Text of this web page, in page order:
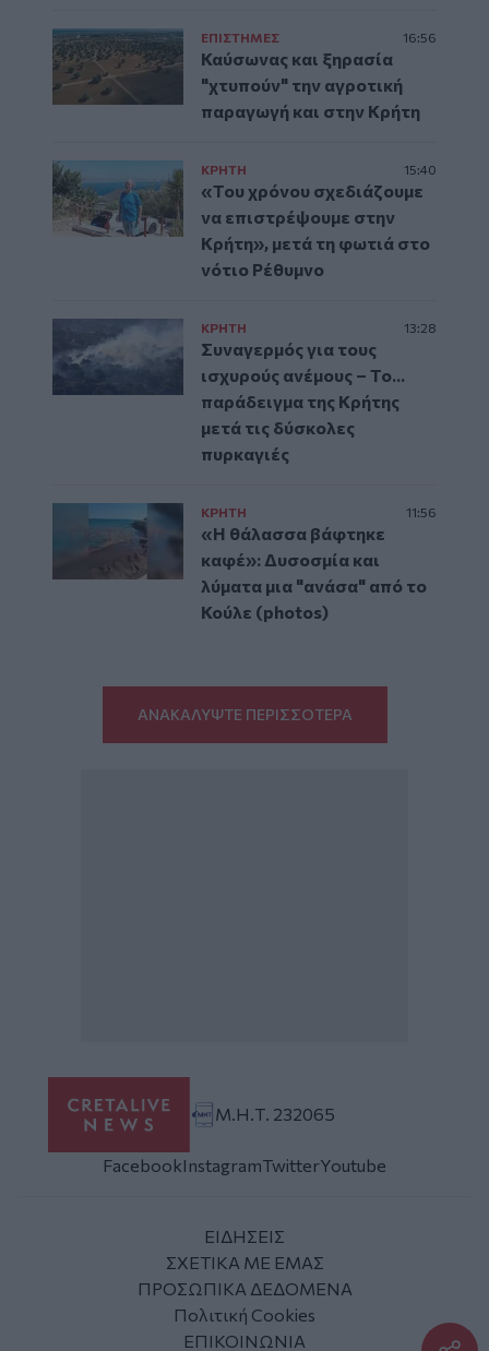
ΕΠΙΣΤΗΜΕΣ 16:56
Καύσωνας και ξηρασία
"χτυπούν" την αγροτική
παραγωγή και στην Κρήτη
ΚΡΗΤΗ 15:40
«Του χρόνου σχεδιάζουμε
να επιστρέψουμε στην
Κρήτη», μετά τη φωτιά στο
νότιο Ρέθυμνο
ΚΡΗΤΗ 13:28
Συναγερμός για τους
ισχυρούς ανέμους – Το...
παράδειγμα της Κρήτης
μετά τις δύσκολες
πυρκαγιές
ΚΡΗΤΗ 11:56
«Η θάλασσα βάφτηκε
καφέ»: Δυσοσμία και
λύματα μια "ανάσα" από το
Κούλε (photos)
ΑΝΑΚΑΛΥΨΤΕ ΠΕΡΙΣΣΟΤΕΡΑ
Μ.Η.Τ. 232065
FacebookInstagramTwitterYoutube
ΕΙΔΗΣΕΙΣ
ΣΧΕΤΙΚΑ ΜΕ ΕΜΑΣ
ΠΡΟΣΩΠΙΚΑ ΔΕΔΟΜΕΝΑ
Πολιτική Cookies
ΕΠΙΚΟΙΝΩΝΙΑ